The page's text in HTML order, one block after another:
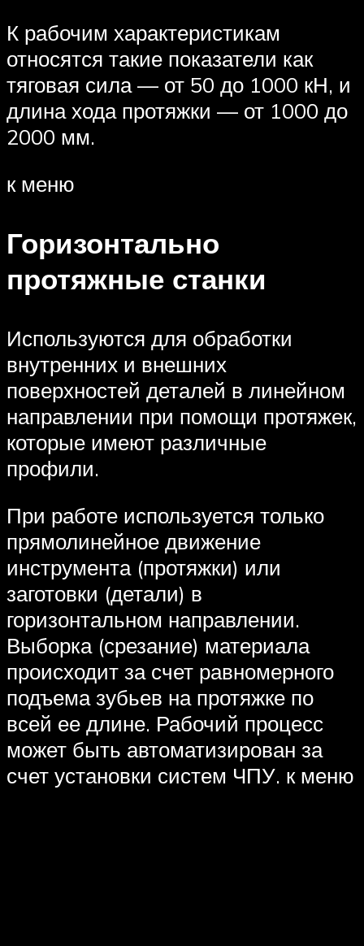
К рабочим характеристикам
относятся такие показатели как
тяговая сила — от 50 до 1000 кН, и
длина хода протяжки — от 1000 до
2000 мм.
к меню
Горизонтально
протяжные станки
Используются для обработки
внутренних и внешних
поверхностей деталей в линейном
направлении при помощи протяжек,
которые имеют различные
профили.
При работе используется только
прямолинейное движение
инструмента (протяжки) или
заготовки (детали) в
горизонтальном направлении.
Выборка (срезание) материала
происходит за счет равномерного
подъема зубьев на протяжке по
всей ее длине. Рабочий процесс
может быть автоматизирован за
счет установки систем ЧПУ. к меню